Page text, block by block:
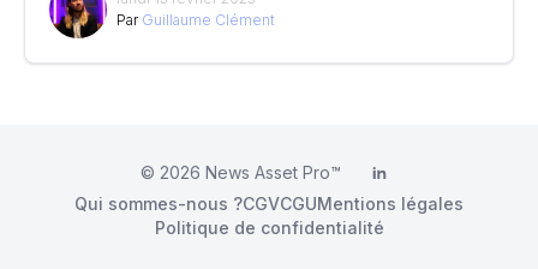
Par Guillaume Clément
© 2026 News Asset Pro™ LinkedIn
Qui sommes-nous ?CGVCGUMentions légales
Politique de confidentialité